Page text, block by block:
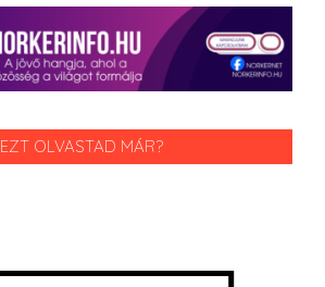
EZT OLVASTAD MÁR?